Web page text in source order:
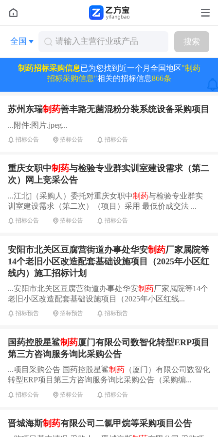
全国 搜索
制药招标采购信息已为您找到近一个月全国地区"制药
招标采购信息"相关的招标信息866条
苏州东瑞制药善丰路无菌混粉分装系统设备采购项目
...附件:图片.jpeg...
招标公告 招标公告 招标公告
重庆女职中制药与检验专业群实训室建设需求（第二
次）网上竞采公告
...江北]（采购人）委托对重庆女职中制药与检验专业群实
训室建设需求（第二次）（项目）采用 最低价成交法 ...
招标公告 招标公告 招标公告
安阳市北关区豆腐营街道办事处华安制药厂家属院等
14个老旧小区改造配套基础设施项目（2025年小区红
线内）施工招标计划
...安阳市北关区豆腐营街道办事处华安制药厂家属院等14个
老旧小区改造配套基础设施项目（2025年小区红线...
招标预告 招标预告 招标预告
国药控股星鲨制药厦门有限公司数智化转型ERP项目
第三方咨询服务询比采购公告
...项目采购公告 国药控股星鲨制药（厦门）有限公司数智化
转型ERP项目第三方咨询服务询比采购公告（采购编...
招标公告 招标公告 招标公告
晋城海斯制药有限公司二氯甲烷等采购项目公告